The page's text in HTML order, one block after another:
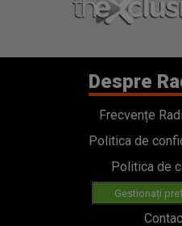
Despre
Frecvențe
Politica de
Politica de
Gestionați